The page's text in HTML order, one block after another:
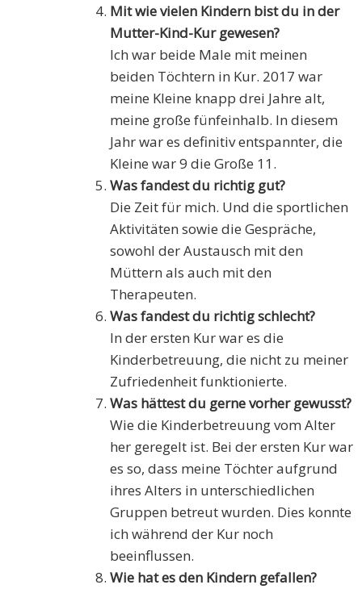
Mit wie vielen Kindern bist du in der
Mutter-Kind-Kur gewesen?
Ich war beide Male mit meinen
beiden Töchtern in Kur. 2017 war
meine Kleine knapp drei Jahre alt,
meine große fünfeinhalb. In diesem
Jahr war es definitiv entspannter, die
Kleine war 9 die Große 11.
Was fandest du richtig gut?
Die Zeit für mich. Und die sportlichen
Aktivitäten sowie die Gespräche,
sowohl der Austausch mit den
Müttern als auch mit den
Therapeuten.
Was fandest du richtig schlecht?
In der ersten Kur war es die
Kinderbetreuung, die nicht zu meiner
Zufriedenheit funktionierte.
Was hättest du gerne vorher gewusst?
Wie die Kinderbetreuung vom Alter
her geregelt ist. Bei der ersten Kur war
es so, dass meine Töchter aufgrund
ihres Alters in unterschiedlichen
Gruppen betreut wurden. Dies konnte
ich während der Kur noch
beeinflussen.
Wie hat es den Kindern gefallen?